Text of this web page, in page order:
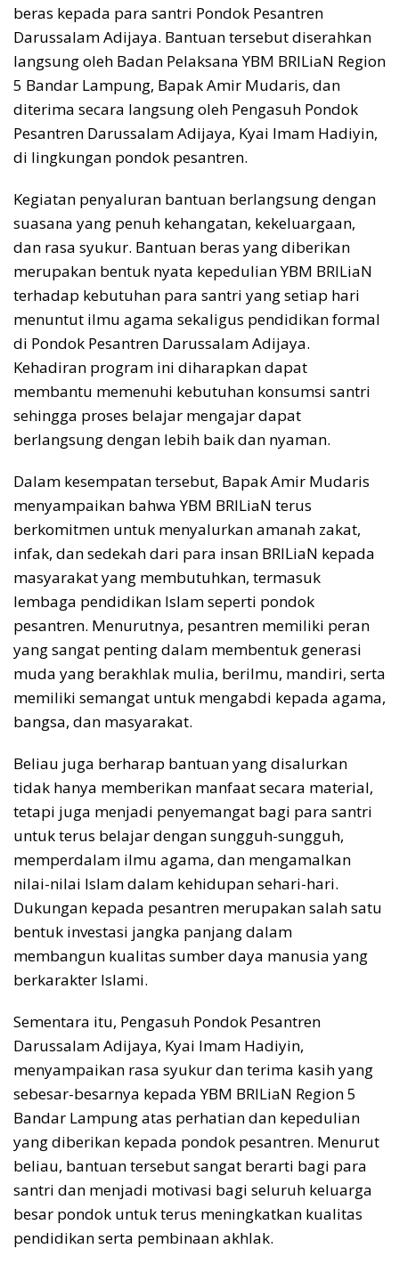
beras kepada para santri Pondok Pesantren
Darussalam Adijaya. Bantuan tersebut diserahkan
langsung oleh Badan Pelaksana YBM BRILiaN Region
5 Bandar Lampung, Bapak Amir Mudaris, dan
diterima secara langsung oleh Pengasuh Pondok
Pesantren Darussalam Adijaya, Kyai Imam Hadiyin,
di lingkungan pondok pesantren.
Kegiatan penyaluran bantuan berlangsung dengan
suasana yang penuh kehangatan, kekeluargaan,
dan rasa syukur. Bantuan beras yang diberikan
merupakan bentuk nyata kepedulian YBM BRILiaN
terhadap kebutuhan para santri yang setiap hari
menuntut ilmu agama sekaligus pendidikan formal
di Pondok Pesantren Darussalam Adijaya.
Kehadiran program ini diharapkan dapat
membantu memenuhi kebutuhan konsumsi santri
sehingga proses belajar mengajar dapat
berlangsung dengan lebih baik dan nyaman.
Dalam kesempatan tersebut, Bapak Amir Mudaris
menyampaikan bahwa YBM BRILiaN terus
berkomitmen untuk menyalurkan amanah zakat,
infak, dan sedekah dari para insan BRILiaN kepada
masyarakat yang membutuhkan, termasuk
lembaga pendidikan Islam seperti pondok
pesantren. Menurutnya, pesantren memiliki peran
yang sangat penting dalam membentuk generasi
muda yang berakhlak mulia, berilmu, mandiri, serta
memiliki semangat untuk mengabdi kepada agama,
bangsa, dan masyarakat.
Beliau juga berharap bantuan yang disalurkan
tidak hanya memberikan manfaat secara material,
tetapi juga menjadi penyemangat bagi para santri
untuk terus belajar dengan sungguh-sungguh,
memperdalam ilmu agama, dan mengamalkan
nilai-nilai Islam dalam kehidupan sehari-hari.
Dukungan kepada pesantren merupakan salah satu
bentuk investasi jangka panjang dalam
membangun kualitas sumber daya manusia yang
berkarakter Islami.
Sementara itu, Pengasuh Pondok Pesantren
Darussalam Adijaya, Kyai Imam Hadiyin,
menyampaikan rasa syukur dan terima kasih yang
sebesar-besarnya kepada YBM BRILiaN Region 5
Bandar Lampung atas perhatian dan kepedulian
yang diberikan kepada pondok pesantren. Menurut
beliau, bantuan tersebut sangat berarti bagi para
santri dan menjadi motivasi bagi seluruh keluarga
besar pondok untuk terus meningkatkan kualitas
pendidikan serta pembinaan akhlak.